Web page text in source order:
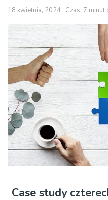
18 kwietnia, 2024 Czas: 7 minut
Case study